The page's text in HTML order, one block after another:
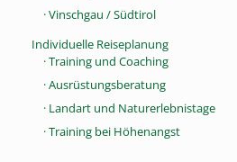
· Vinschgau / Südtirol
Individuelle Reiseplanung
· Training und Coaching
· Ausrüstungsberatung
· Landart und Naturerlebnistage
· Training bei Höhenangst